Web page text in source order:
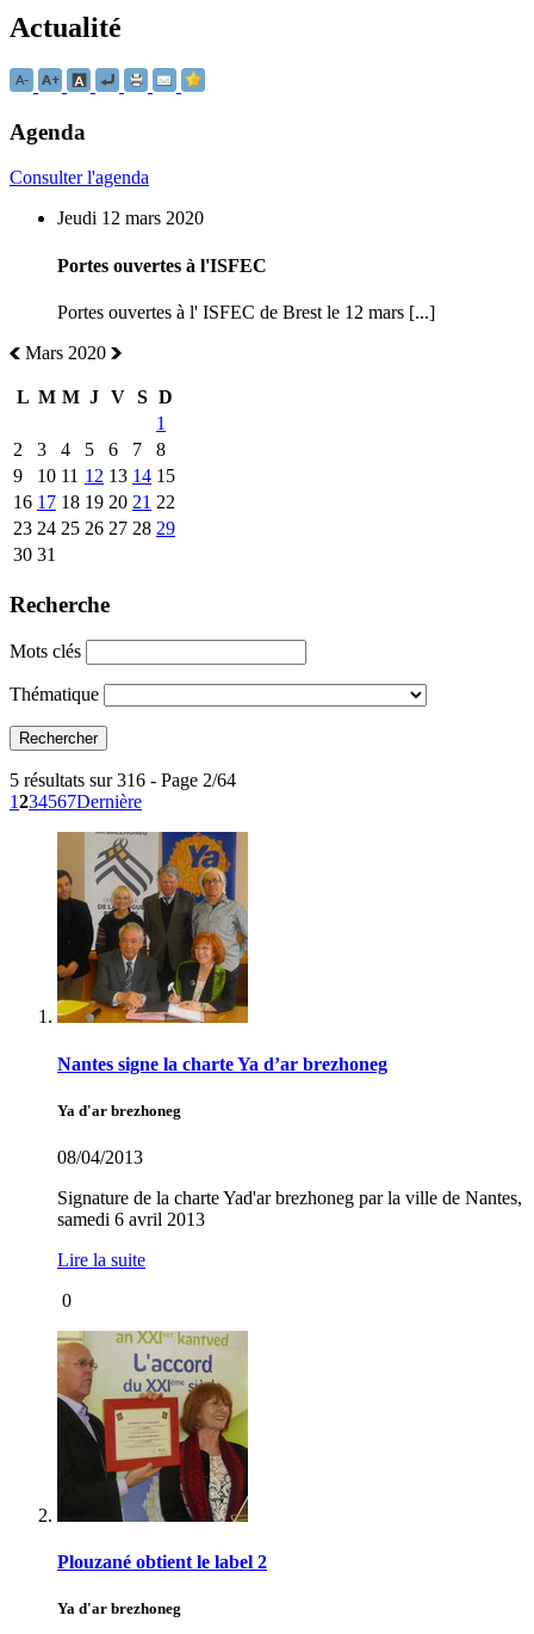
Actualité
Agenda
Consulter l'agenda
Jeudi 12 mars 2020
Portes ouvertes à l'ISFEC
Portes ouvertes à l' ISFEC de Brest le 12 mars [...]
Mars 2020
L M M J V S D
1
2
3 4 5 6 7
8
9
10 11 12 13 14 15
16 17 18 19 20 21 22
23 24 25 26 27 28 29
30 31
Recherche
Mots clés
Thématique
5 résultats sur 316 - Page 2/64
1234567Dernière
Nantes signe la charte Ya d’ar brezhoneg
Ya d'ar brezhoneg
08/04/2013
Signature de la charte Yad'ar brezhoneg par la ville de Nantes,
samedi 6 avril 2013
Lire la suite
0
Plouzané obtient le label 2
Ya d'ar brezhoneg